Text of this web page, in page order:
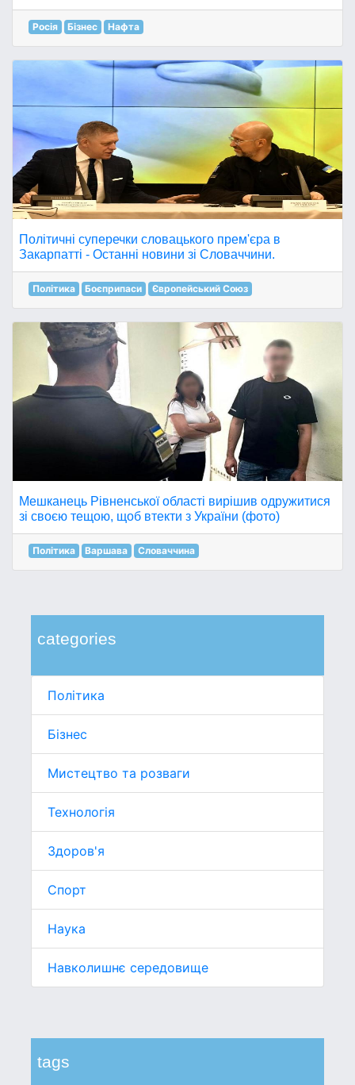
categories
Політика
Бізнес
Мистецтво та розваги
Технологія
Здоров'я
Спорт
Наука
Навколишнє середовище
tags
Росія Бізнес Нафта
Політичні суперечки словацького прем'єра в
Закарпатті - Останні новини зі Словаччини.
Політика Боєприпаси Європейський Союз
Мешканець Рівненської області вирішив одружитися
зі своєю тещою, щоб втекти з України (фото)
Політика Варшава Словаччина